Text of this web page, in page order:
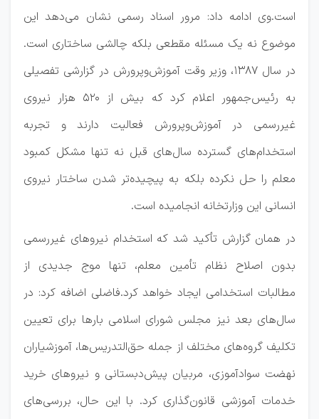
است.وی ادامه داد: مرور اسناد رسمی نشان می‌دهد این
موضوع نه یک مسئله مقطعی بلکه چالشی ساختاری است.
در سال ۱۳۸۷، وزیر وقت آموزش‌وپرورش در گزارشی تفصیلی
به رئیس‌جمهور اعلام کرد که بیش از ۵۲۰ هزار نیروی
غیررسمی در آموزش‌وپرورش فعالیت دارند و تجربه
استخدام‌های گسترده سال‌های قبل نه تنها مشکل کمبود
معلم را حل نکرده بلکه به پیچیده‌تر شدن ساختار نیروی
انسانی این وزارتخانه انجامیده است.
در همان گزارش تأکید شد که استخدام نیروهای غیررسمی
بدون اصلاح نظام تأمین معلم، تنها موج جدیدی از
مطالبات استخدامی ایجاد خواهد کرد.فاضلی اضافه کرد: در
سال‌های بعد نیز مجلس شورای اسلامی بارها برای تعیین
تکلیف گروه‌های مختلف از جمله حق‌التدریس‌ها، آموزشیاران
نهضت سوادآموزی، مربیان پیش‌دبستانی و نیروهای خرید
خدمات آموزشی قانون‌گذاری کرد. با این حال، بررسی‌های